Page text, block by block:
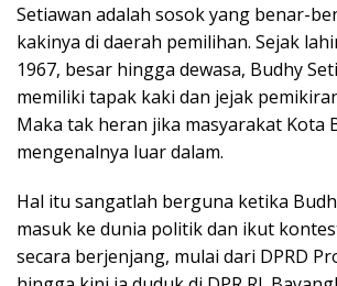
Setiawan adalah sosok yang benar-
kakinya di daerah pemilihan. Sejak
1967, besar hingga dewasa, Budhy
memiliki tapak kaki dan jejak
Maka tak heran jika masyarakat Kota
mengenalnya luar dalam.
Hal itu sangatlah berguna ketika
masuk ke dunia politik dan ikut
secara berjenjang, mulai dari DPRD